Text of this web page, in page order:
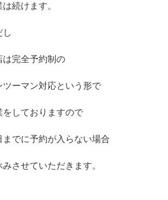
続けます。
し
は完全予約制の
ツーマン対応という形で
をしておりますので
までに予約が入らない場合
みさせていただきます。